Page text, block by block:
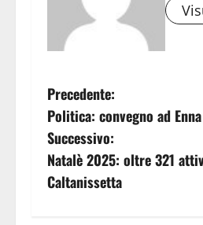
N
a
v
i
Precedente:
Politica: convegno ad
Successivo:
Natalè 2025: oltre 321
Caltanissetta